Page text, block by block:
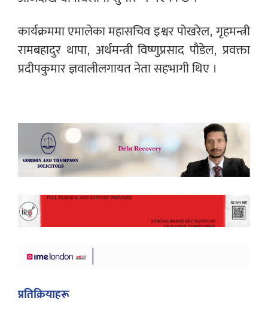
कार्यक्रममा एमालेका महासचिव इश्वर पोखरेल, गृहमन्त्री
रामबहादुर थापा, अर्थमन्त्री विष्णुप्रसाद पौडेल, प्रवक्ता
प्रदीपकुमार ज्ञवालीलगायत नेता सहभागी थिए ।
प्रतिक्रियाहरू